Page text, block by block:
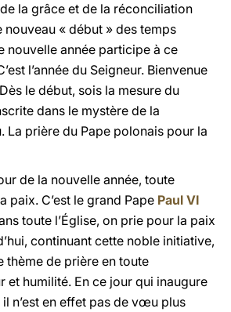
la grâce et de la réconciliation
nouveau « début » des temps
nouvelle année participe à ce
l’année du Seigneur. Bienvenue
le début, sois la mesure du
dans le mystère de la
La prière du Pape polonais pour la
de la nouvelle année, toute
paix. C’est le grand Pape Paul VI
toute l’Église, on prie pour la paix
continuant cette noble initiative,
thème de prière en toute
et humilité. En ce jour qui inaugure
n’est en effet pas de vœu plus